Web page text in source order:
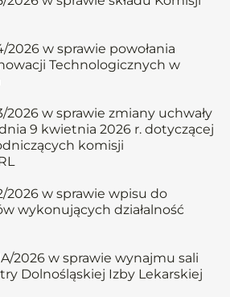
2026 w sprawie powołania
Technologicznych w
2026 w sprawie zmiany uchwały
9 kwietnia 2026 r. dotyczącej
komisji
2026 w sprawie wpisu do
wykonujących działalność
2026 w sprawie wynajmu sali
Dolnośląskiej Izby Lekarskiej